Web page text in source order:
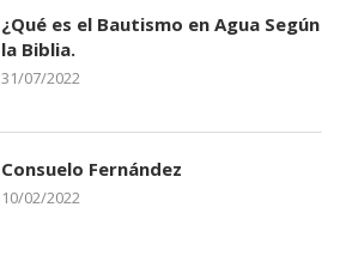
¿Qué es el Bautismo en Agua Según
la Biblia.
31/07/2022
Consuelo Fernández
10/02/2022